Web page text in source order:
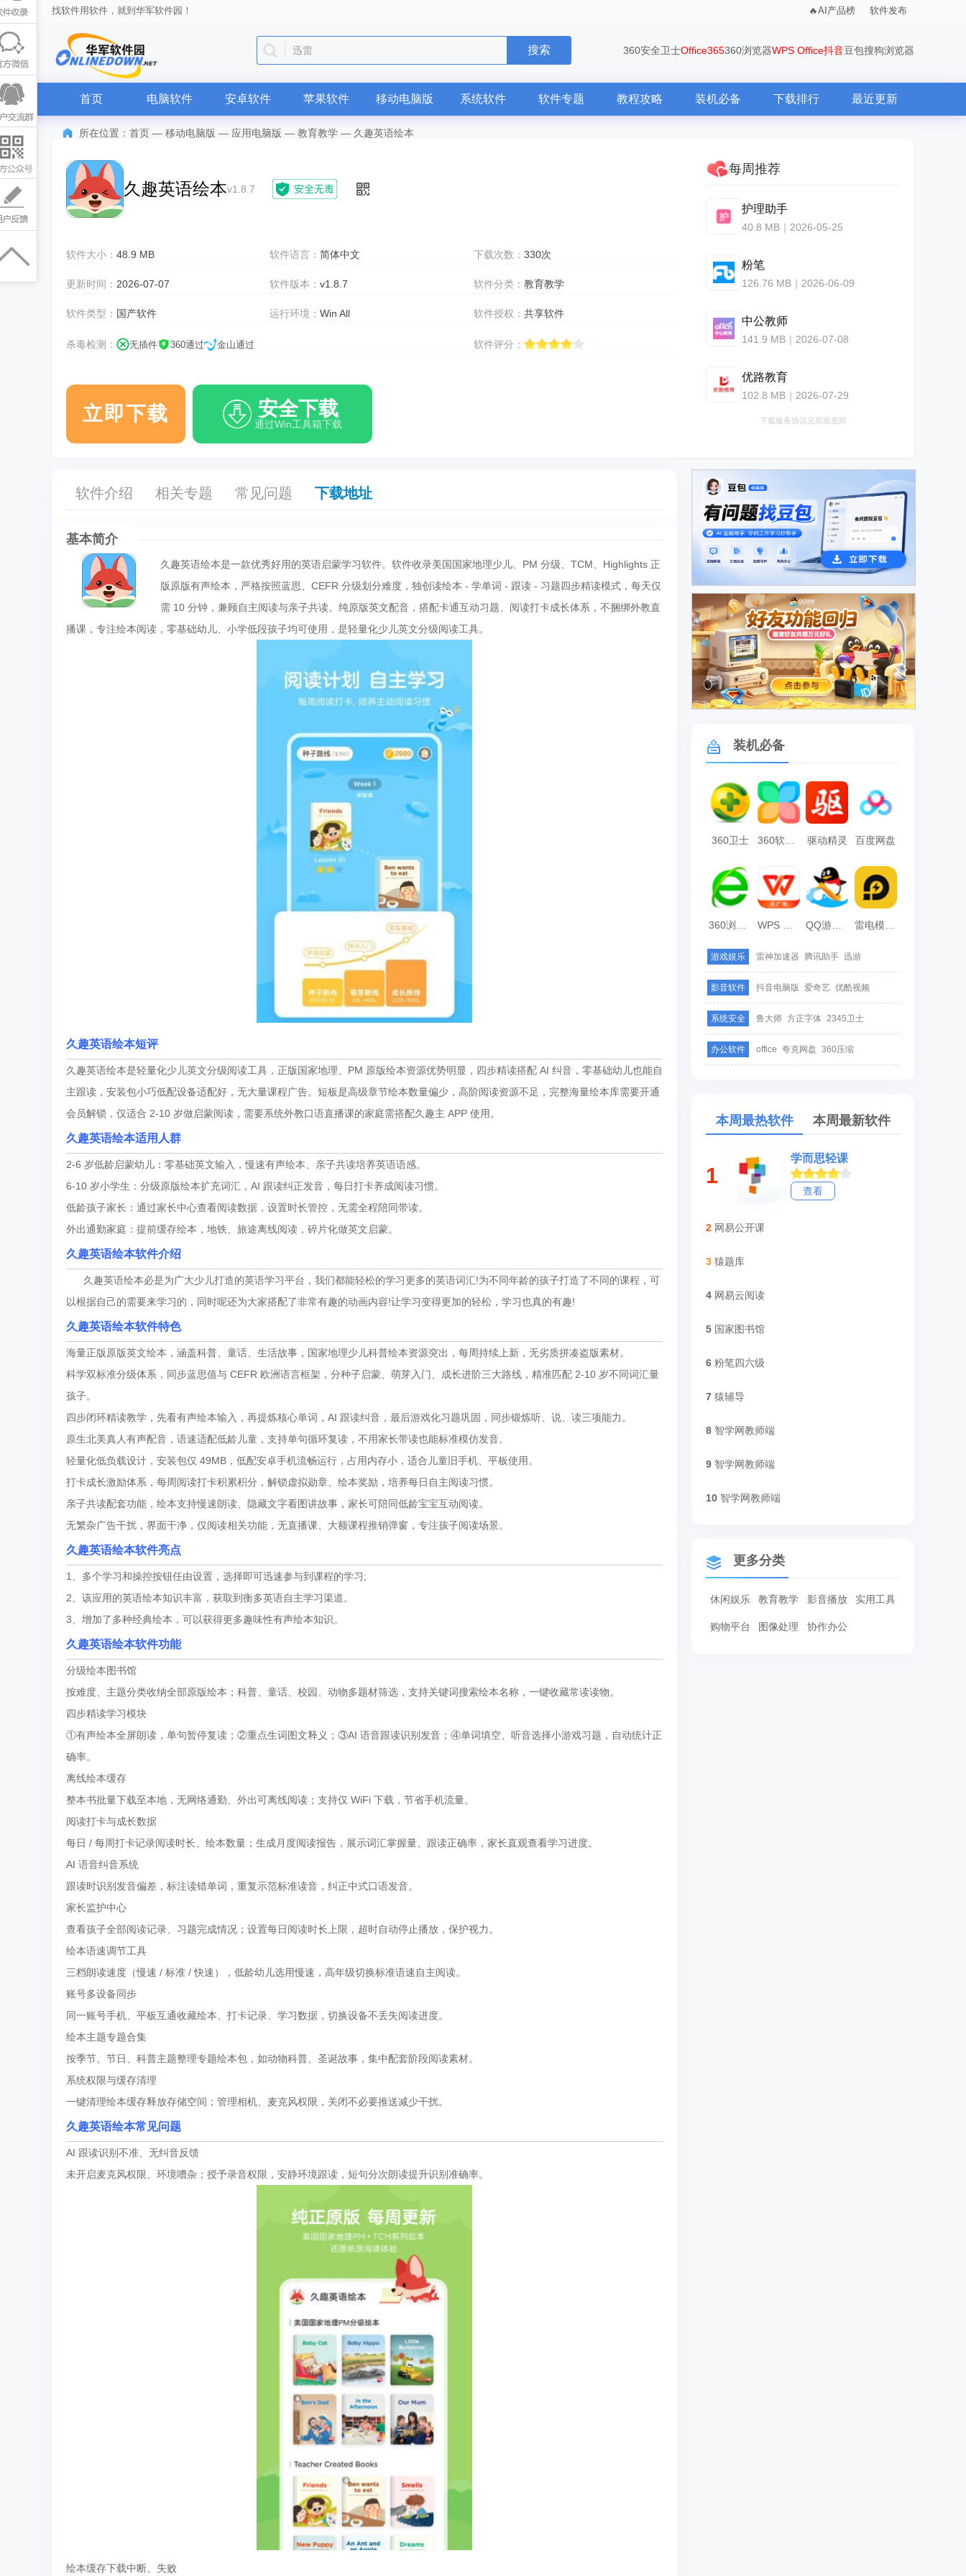
找软件用软件，就到华军软件园！ AI产品榜 软件发布
迅雷 搜索 360安全卫士Office365360浏览器WPS Office抖音豆包搜狗浏览器
首页 电脑软件 安卓软件 苹果软件 移动电脑版 系统软件 软件专题 教程攻略 装机必备 下载排行 最近更新
所在位置： 首页 — 移动电脑版 — 应用电脑版 — 教育教学 — 久趣英语绘本
久趣英语绘本v1.8.7
软件大小： 48.9 MB 软件语言：简体中文 下载次数： 330次
更新时间： 2026-07-07 软件版本：v1.8.7 软件分类： 教育教学
软件类型： 国产软件 运行环境：Win All 软件授权： 共享软件
杀毒检测： 无插件 360通过 金山通过 软件评分：
立即下载 安全下载
通过Win工具箱下载
每周推荐
护理助手
40.8 MB｜2026-05-25
粉笔
126.76 MB｜2026-06-09
中公教师
141.9 MB｜2026-07-08
优路教育
102.8 MB｜2026-07-29
下载服务协议见页面底部
软件介绍 相关专题 常见问题 下载地址
基本简介
久趣英语绘本是一款优秀好用的英语启蒙学习软件。软件收录美国国家地理少儿、PM 分级、TCM、Highlights 正
版原版有声绘本，严格按照蓝思、CEFR 分级划分难度，独创读绘本 - 学单词 - 跟读 - 习题四步精读模式，每天仅
需 10 分钟，兼顾自主阅读与亲子共读。纯原版英文配音，搭配卡通互动习题、阅读打卡成长体系，不捆绑外教直
播课，专注绘本阅读，零基础幼儿、小学低段孩子均可使用，是轻量化少儿英文分级阅读工具。
久趣英语绘本短评
久趣英语绘本是轻量化少儿英文分级阅读工具，正版国家地理、PM 原版绘本资源优势明显，四步精读搭配 AI 纠音，零基础幼儿也能自
主跟读，安装包小巧低配设备适配好，无大量课程广告。短板是高级章节绘本数量偏少，高阶阅读资源不足，完整海量绘本库需要开通
会员解锁，仅适合 2-10 岁做启蒙阅读，需要系统外教口语直播课的家庭需搭配久趣主 APP 使用。
久趣英语绘本适用人群
2-6 岁低龄启蒙幼儿：零基础英文输入，慢速有声绘本、亲子共读培养英语语感。
6-10 岁小学生：分级原版绘本扩充词汇，AI 跟读纠正发音，每日打卡养成阅读习惯。
低龄孩子家长：通过家长中心查看阅读数据，设置时长管控，无需全程陪同带读。
外出通勤家庭：提前缓存绘本，地铁、旅途离线阅读，碎片化做英文启蒙。
久趣英语绘本软件介绍
久趣英语绘本必是为广大少儿打造的英语学习平台，我们都能轻松的学习更多的英语词汇!为不同年龄的孩子打造了不同的课程，可
以根据自己的需要来学习的，同时呢还为大家搭配了非常有趣的动画内容!让学习变得更加的轻松，学习也真的有趣!
久趣英语绘本软件特色
海量正版原版英文绘本，涵盖科普、童话、生活故事，国家地理少儿科普绘本资源突出，每周持续上新，无劣质拼凑盗版素材。
科学双标准分级体系，同步蓝思值与 CEFR 欧洲语言框架，分种子启蒙、萌芽入门、成长进阶三大路线，精准匹配 2-10 岁不同词汇量
孩子。
四步闭环精读教学，先看有声绘本输入，再提炼核心单词，AI 跟读纠音，最后游戏化习题巩固，同步锻炼听、说、读三项能力。
原生北美真人有声配音，语速适配低龄儿童，支持单句循环复读，不用家长带读也能标准模仿发音。
轻量化低负载设计，安装包仅 49MB，低配安卓手机流畅运行，占用内存小，适合儿童旧手机、平板使用。
打卡成长激励体系，每周阅读打卡积累积分，解锁虚拟勋章、绘本奖励，培养每日自主阅读习惯。
亲子共读配套功能，绘本支持慢速朗读、隐藏文字看图讲故事，家长可陪同低龄宝宝互动阅读。
无繁杂广告干扰，界面干净，仅阅读相关功能，无直播课、大额课程推销弹窗，专注孩子阅读场景。
久趣英语绘本软件亮点
1、多个学习和操控按钮任由设置，选择即可迅速参与到课程的学习;
2、该应用的英语绘本知识丰富，获取到衡多英语自主学习渠道。
3、增加了多种经典绘本，可以获得更多趣味性有声绘本知识。
久趣英语绘本软件功能
分级绘本图书馆
按难度、主题分类收纳全部原版绘本；科普、童话、校园、动物多题材筛选，支持关键词搜索绘本名称，一键收藏常读读物。
四步精读学习模块
①有声绘本全屏朗读，单句暂停复读；②重点生词图文释义；③AI 语音跟读识别发音；④单词填空、听音选择小游戏习题，自动统计正
确率。
离线绘本缓存
整本书批量下载至本地，无网络通勤、外出可离线阅读；支持仅 WiFi 下载，节省手机流量。
阅读打卡与成长数据
每日 / 每周打卡记录阅读时长、绘本数量；生成月度阅读报告，展示词汇掌握量、跟读正确率，家长直观查看学习进度。
AI 语音纠音系统
跟读时识别发音偏差，标注读错单词，重复示范标准读音，纠正中式口语发音。
家长监护中心
查看孩子全部阅读记录、习题完成情况；设置每日阅读时长上限，超时自动停止播放，保护视力。
绘本语速调节工具
三档朗读速度（慢速 / 标准 / 快速），低龄幼儿选用慢速，高年级切换标准语速自主阅读。
账号多设备同步
同一账号手机、平板互通收藏绘本、打卡记录、学习数据，切换设备不丢失阅读进度。
绘本主题专题合集
按季节、节日、科普主题整理专题绘本包，如动物科普、圣诞故事，集中配套阶段阅读素材。
系统权限与缓存清理
一键清理绘本缓存释放存储空间；管理相机、麦克风权限，关闭不必要推送减少干扰。
久趣英语绘本常见问题
AI 跟读识别不准、无纠音反馈
未开启麦克风权限、环境嘈杂；授予录音权限，安静环境跟读，短句分次朗读提升识别准确率。
绘本缓存下载中断、失败
广告
广告
装机必备
360卫士 360软件管家 驱动精灵 百度网盘
雷电模拟器
游戏娱乐 雷神加速器 腾讯助手 迅游
影音软件 抖音电脑版 爱奇艺 优酷视频
系统安全 鲁大师 方正字体 2345卫士
办公软件 office 夸克网盘 360压缩
本周最热软件 本周最新软件
1
学而思轻课
查看
2 网易公开课
3 猿题库
4 网易云阅读
5 国家图书馆
6 粉笔四六级
7 猿辅导
8 智学网教师端
9 智学网教师端
10 智学网教师端
更多分类
休闲娱乐 教育教学 影音播放 实用工具
购物平台 图像处理 协作办公